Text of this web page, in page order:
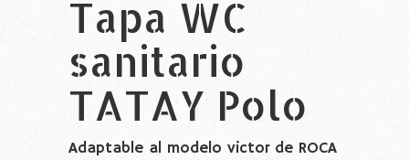
Tapa WC
sanitario
TATAY Polo
Adaptable al modelo victor de ROCA